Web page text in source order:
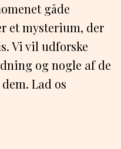
gåde
et mysterium, der
Vi vil udforske
og nogle af de
Lad os